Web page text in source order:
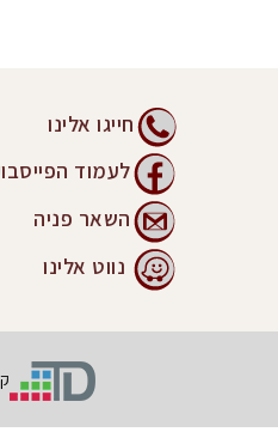
חייגו אלינו
לעמוד
השאר פניה
נווט אלינו